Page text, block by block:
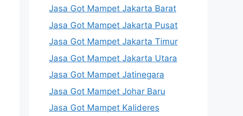
Jasa Got Mampet Jakarta Barat
Jasa Got Mampet Jakarta Pusat
Jasa Got Mampet Jakarta Timur
Jasa Got Mampet Jakarta Utara
Jasa Got Mampet Jatinegara
Jasa Got Mampet Johar Baru
Jasa Got Mampet Kalideres